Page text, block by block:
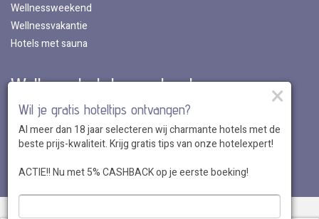
Wellnessweekend
Wellnessvakantie
Hotels met sauna
Wellnesshotels per land
Wellnesshotels in Nederland
Wellnesshotels in Belgie
Wellnesshotels in Luxemburg
Wellnesshotels in Duitsland
Over ons•Sitemap•Disclaimer•Voordelen•Privacy
×
Wil je gratis hoteltips ontvangen?
Al meer dan 18 jaar selecteren wij charmante hotels met de
beste prijs-kwaliteit. Krijg gratis tips van onze hotelexpert!
ACTIE!! Nu met 5% CASHBACK op je eerste boeking!